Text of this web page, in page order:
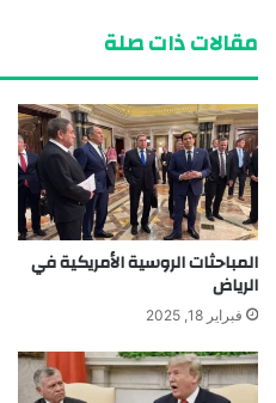
مقالات ذات صلة
المباحثات الروسية الأمريكية في
الرياض
فبراير 18, 2025